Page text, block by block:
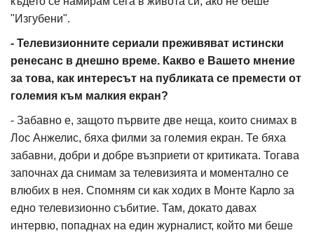
"Изгубени".
- Телевизионните сериали преживяват истински
ренесанс в днешно време. Какво е Вашето мнение
за това, как интересът на публиката се премести от
големия към малкия екран?
- Забавно е, защото първите две неща, които снимах в
Лос Анжелис, бяха филми за големия екран. Те бяха
забавни, добри и добре възприети от критиката. Тогава
започнах да снимам за телевизията и моментално се
влюбих в нея. Спомням си как ходих в Монте Карло за
едно телевизионно събитие. Там, докато давах
интервю, попаднах на един журналист, който ми беше